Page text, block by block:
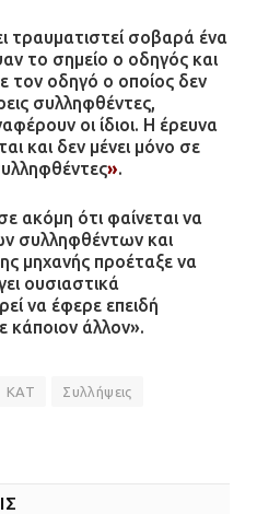
τραυματιστεί σοβαρά ένα
το σημείο ο οδηγός και
τον οδηγό ο οποίος δεν
συλληφθέντες,
οι ίδιοι. Η έρευνα
και δεν μένει μόνο σε
».
ακόμη ότι φαίνεται να
συλληφθέντων και
μηχανής προέταξε να
ουσιαστικά
να έφερε επειδή
άλλον».
ΚΑΤ Συλλήψεις